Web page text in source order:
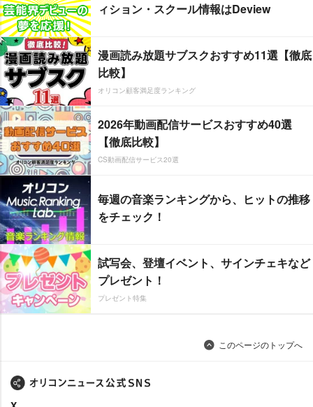
ィション・スクール情報はDeview
漫画読み放題サブスクおすすめ11選【徹底
比較】
オリコン顧客満足度ランキング
2026年動画配信サービスおすすめ40選
【徹底比較】
CS動画配信サービス20選
毎週の音楽ランキングから、ヒットの推移
をチェック！
試写会、登壇イベント、サインチェキなど
プレゼント！
プレゼント特集
このページのトップへ